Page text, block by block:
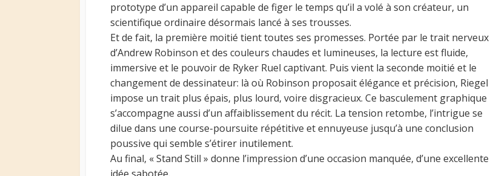
prototype d’un appareil capable de figer le temps qu’il a volé à son créateur, un
scientifique ordinaire désormais lancé à ses trousses.
Et de fait, la première moitié tient toutes ses promesses. Portée par le trait nerveux
d’Andrew Robinson et des couleurs chaudes et lumineuses, la lecture est fluide,
immersive et le pouvoir de Ryker Ruel captivant. Puis vient la seconde moitié et le
changement de dessinateur: là où Robinson proposait élégance et précision, Riegel
impose un trait plus épais, plus lourd, voire disgracieux. Ce basculement graphique
s’accompagne aussi d’un affaiblissement du récit. La tension retombe, l’intrigue se
dilue dans une course-poursuite répétitive et ennuyeuse jusqu’à une conclusion
poussive qui semble s’étirer inutilement.
Au final, « Stand Still » donne l’impression d’une occasion manquée, d’une excellente